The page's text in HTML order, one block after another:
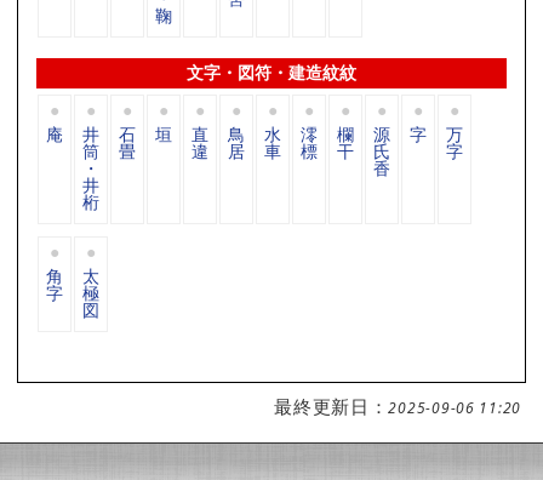
鞠
文字・図符・建造紋紋
庵 井
筒
・
井
桁
石
畳
垣 直
違
鳥
居
水
車
澪
標
欄
干
源
氏
香
字 万
字
角
字
太
極
図
最終更新日：2025-09-06 11:20